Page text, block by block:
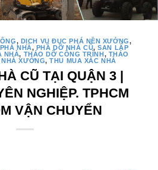
,DỊCH VỤ ĐỤC PHÁ NỀN XƯỞNG,
NHÀ,PHÁ DỠ NHÀ CŨ,SAN LẤP
NHÀ,THÁO DỠ CÔNG TRÌNH,THÁO
NHÀ XƯỞNG, THU MUA XÁC NHÀ
CŨ TẠI QUẬN 3 |
NGHIỆP. TPHCM
VẬN CHUYỂN